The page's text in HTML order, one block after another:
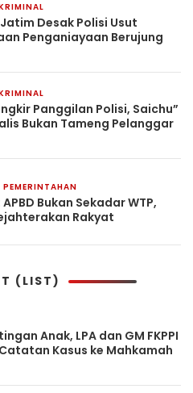
Desak Polisi Usut
Penganiayaan Berujung
Panggilan Polisi, Saichu”
Bukan Tameng Pelanggar
Bukan Sekadar WTP,
Rakyat
(LIST)
Anak, LPA dan GM FKPPI
Kasus ke Mahkamah